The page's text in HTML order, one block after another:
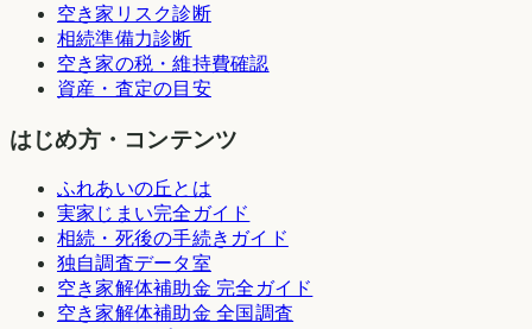
空き家リスク診断
相続準備力診断
空き家の税・維持費確認
資産・査定の目安
はじめ方・コンテンツ
ふれあいの丘とは
実家じまい完全ガイド
相続・死後の手続きガイド
独自調査データ室
空き家解体補助金 完全ガイド
空き家解体補助金 全国調査